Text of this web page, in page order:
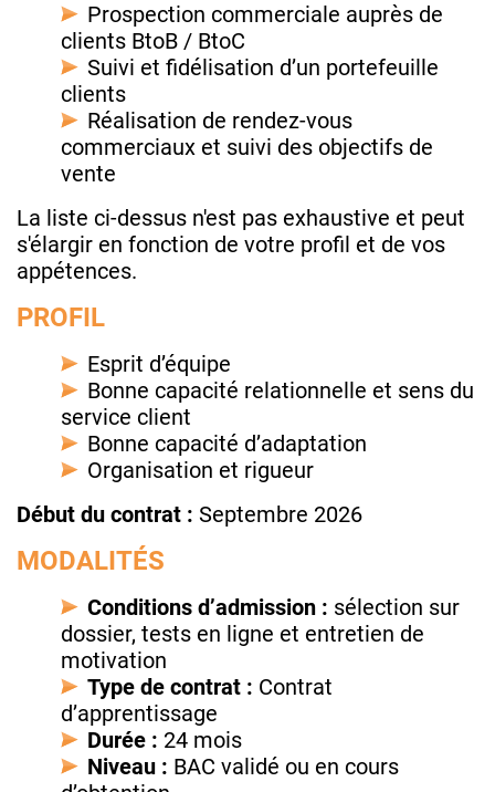
Prospection commerciale auprès de
clients BtoB / BtoC
Suivi et fidélisation d’un portefeuille
clients
Réalisation de rendez-vous
commerciaux et suivi des objectifs de
vente
La liste ci-dessus n'est pas exhaustive et peut
s'élargir en fonction de votre profil et de vos
appétences.
PROFIL
Esprit d’équipe
Bonne capacité relationnelle et sens du
service client
Bonne capacité d’adaptation
Organisation et rigueur
Début du contrat : Septembre 2026
MODALITÉS
Conditions d’admission : sélection sur
dossier, tests en ligne et entretien de
motivation
Type de contrat : Contrat
d’apprentissage
Durée : 24 mois
Niveau : BAC validé ou en cours